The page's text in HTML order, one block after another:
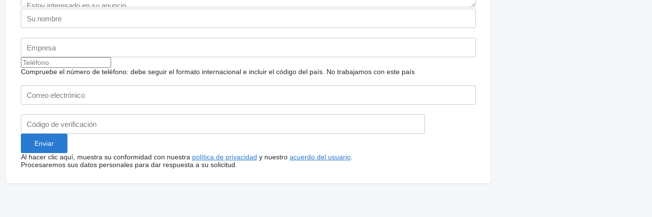
Compruebe el número de teléfono: debe seguir el formato internacional e incluir el código del país. No trabajamos con este país
Al hacer clic aquí, muestra su conformidad con nuestra política de privacidad y nuestro acuerdo del usuario.
Procesaremos sus datos personales para dar respuesta a su solicitud.